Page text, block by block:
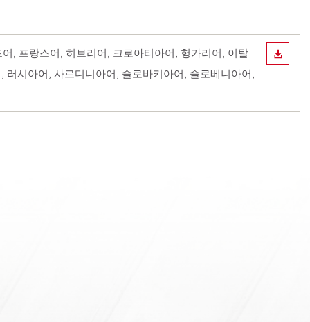
, 프랑스어, 히브리어, 크로아티아어, 헝가리어, 이탈
시아어, 사르디니아어, 슬로바키아어, 슬로베니아어,
다운로